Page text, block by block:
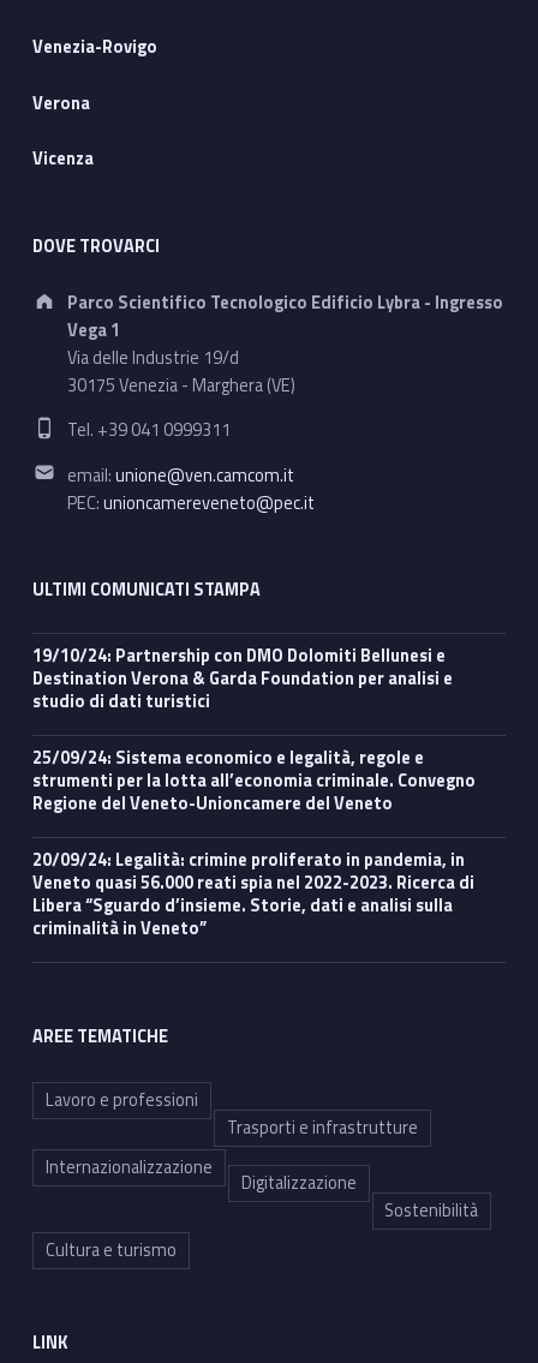
Venezia-Rovigo
Verona
Vicenza
DOVE TROVARCI
Address:
Parco Scientifico Tecnologico Edificio Lybra - Ingresso
Vega 1
Via delle Industrie 19/d
30175 Venezia - Marghera (VE)
Phone number:
Tel. +39 041 0999311
Email address:
email:unione@ven.camcom.it
PEC:unioncamereveneto@pec.it
ULTIMI COMUNICATI STAMPA
19/10/24: Partnership con DMO Dolomiti Bellunesi e
Destination Verona & Garda Foundation per analisi e
studio di dati turistici
25/09/24: Sistema economico e legalità, regole e
strumenti per la lotta all’economia criminale. Convegno
Regione del Veneto-Unioncamere del Veneto
20/09/24: Legalità: crimine proliferato in pandemia, in
Veneto quasi 56.000 reati spia nel 2022-2023. Ricerca di
Libera “Sguardo d’insieme. Storie, dati e analisi sulla
criminalità in Veneto”
AREE TEMATICHE
Lavoro e professioni
Trasporti e infrastrutture
Internazionalizzazione
Digitalizzazione
Sostenibilità
Cultura e turismo
LINK